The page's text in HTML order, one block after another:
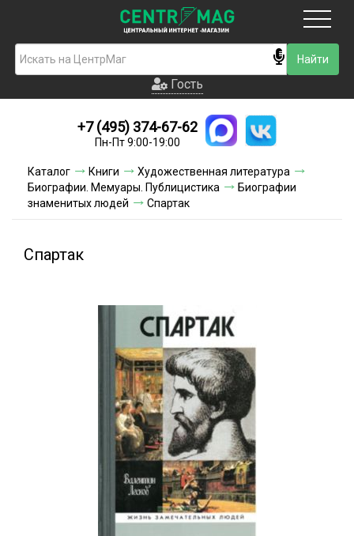
Гость
Новинки
Условия доставки
Условия оплаты
Гость
+7 (495) 374-67-62
Пн-Пт 9:00-19:00
Каталог Книги
Художественная литература
Биографии. Мемуары. Публицистика
Биографии
знаменитых людей
Спартак
Спартак